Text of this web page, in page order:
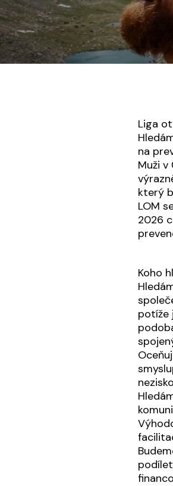
Liga
na
Muži
který
LOM
2026
Koho
potíže